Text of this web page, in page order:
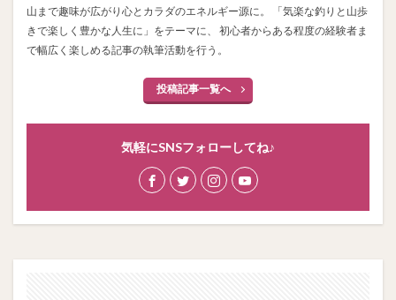
山まで趣味が広がり心とカラダのエネルギー源に。 「気楽な釣りと山歩
きで楽しく豊かな人生に」をテーマに、 初心者からある程度の経験者ま
で幅広く楽しめる記事の執筆活動を行う。
投稿記事一覧へ
気軽にSNSフォローしてね♪